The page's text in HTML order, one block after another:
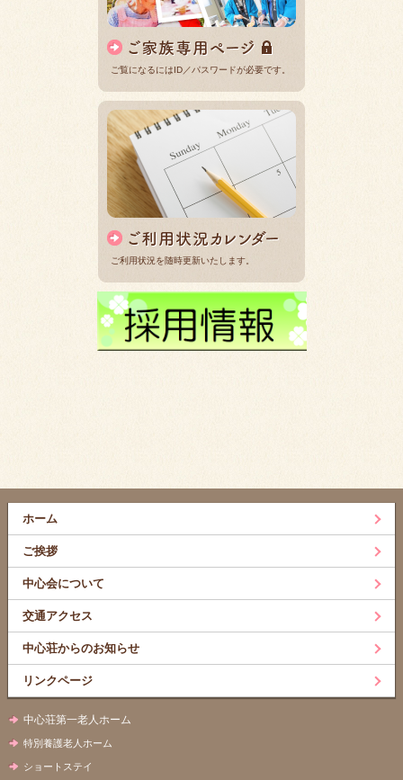
ご覧になるにはID／パスワードが必要です。
ご利用状況を随時更新いたします。
ホーム
ご挨拶
中心会について
交通アクセス
中心荘からのお知らせ
リンクページ
中心荘第一老人ホーム
特別養護老人ホーム
ショートステイ